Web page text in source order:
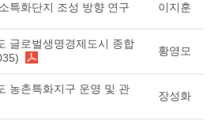
특화단지 조성 방향 연구 이지훈
글로벌생명경제도시 종합
황영모
농촌특화지구 운영 및 관
장성화